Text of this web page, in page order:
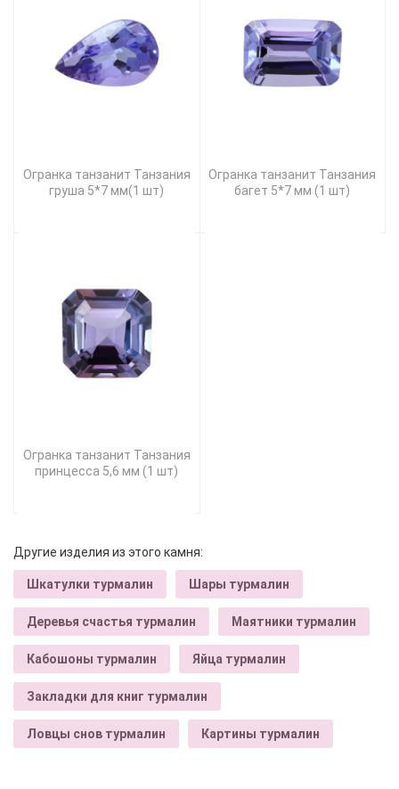
Огранка танзанит Танзания
груша 5*7 мм(1 шт)
Огранка танзанит Танзания
багет 5*7 мм (1 шт)
Огранка танзанит Танзания
принцесса 5,6 мм (1 шт)
Другие изделия из этого камня:
Шкатулки турмалин Шары турмалин
Деревья счастья турмалин Маятники турмалин
Кабошоны турмалин Яйца турмалин
Закладки для книг турмалин
Ловцы снов турмалин Картины турмалин